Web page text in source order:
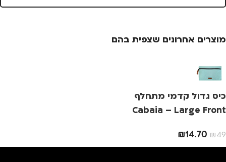
צבע ורוד
מידה +1
מותגים
מתאים ל
צבע ורוד
מוצרים אחרונים שצפית בהם
כיס גדול קדמי מתחלף
Cabaia – Large Front
₪49
₪14.70